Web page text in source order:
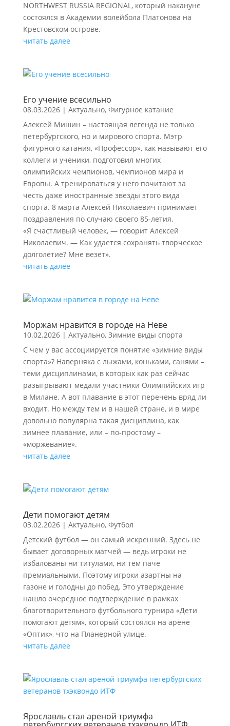
NORTHWEST RUSSIA REGIONAL, который накануне
состоялся в Академии волейбола Платонова на
Крестовском острове.
читать далее
Его учение всесильно
08.03.2026| Актуально, Фигурное катание
Алексей Мишин – настоящая легенда не только
петербургского, но и мирового спорта. Мэтр
фигурного катания, «Профессор», как называют его
коллеги и ученики, подготовил многих
олимпийских чемпионов, чемпионов мира и
Европы. А тренироваться у него почитают за
честь даже иностранные звезды этого вида
спорта. 8 марта Алексей Николаевич принимает
поздравления по случаю своего 85-летия.
«Я счастливый человек, — говорит Алексей
Николаевич. — Как удается сохранять творческое
долголетие? Мне везет».
читать далее
Моржам нравится в городе на Неве
10.02.2026| Актуально, Зимние виды спорта
С чем у вас ассоциируется понятие «зимние виды
спорта»? Наверняка с лыжами, коньками, санями –
теми дисциплинами, в которых как раз сейчас
разыгрывают медали участники Олимпийских игр
в Милане. А вот плавание в этот перечень вряд ли
входит. Но между тем и в нашей стране, и в мире
довольно популярна такая дисциплина, как
зимнее плавание, или – по-простому –
«моржевание».
читать далее
Дети помогают детям
03.02.2026| Актуально, Футбол
Детский футбол — он самый искренний. Здесь не
бывает договорных матчей — ведь игроки не
избалованы ни титулами, ни тем паче
премиальными. Поэтому игроки азартны на
газоне и голодны до побед. Это утверждение
нашло очередное подтверждение в рамках
благотворительного футбольного турнира «Дети
помогают детям», который состоялся на арене
«Оптик», что на Планерной улице.
читать далее
Ярославль стал ареной триумфа